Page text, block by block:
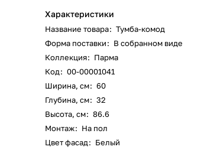
Характеристики
Название товара: Тумба-комод
Форма поставки: В собранном виде
Коллекция: Парма
Код: 00-00001041
Ширина, см: 60
Глубина, см: 32
Высота, см: 86.6
Монтаж: На пол
Цвет фасад: Белый